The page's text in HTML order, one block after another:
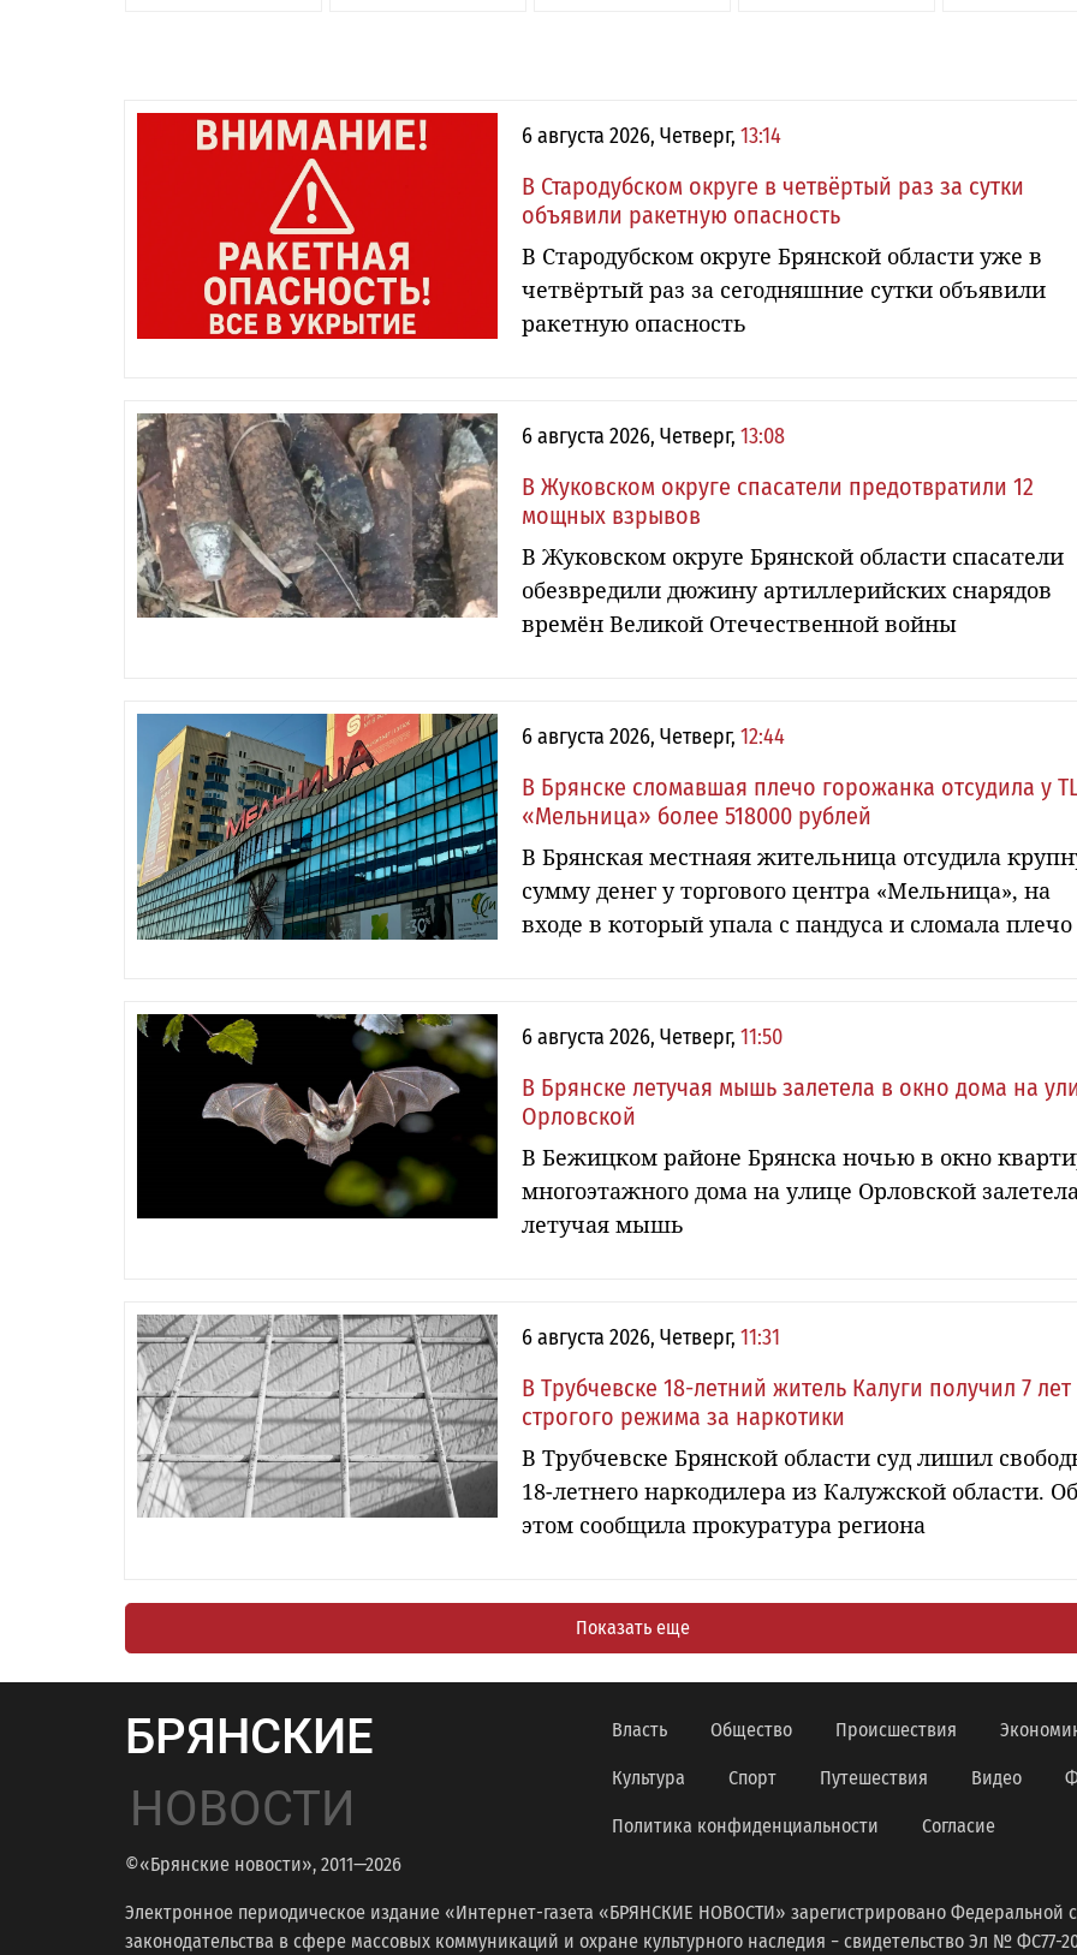
6 августа 2026, Четверг, 13:14
В Стародубском округе в четвёртый раз за сутки
объявили ракетную опасность
В Стародубском округе Брянской области уже в
четвёртый раз за сегодняшние сутки объявили
ракетную опасность
6 августа 2026, Четверг, 13:08
В Жуковском округе спасатели предотвратили 12
мощных взрывов
В Жуковском округе Брянской области спасатели
обезвредили дюжину артиллерийских снарядов
времён Великой Отечественной войны
6 августа 2026, Четверг, 12:44
В Брянске сломавшая плечо горожанка отсудила у
«Мельница» более 518000 рублей
В Брянская местнаяя жительница отсудила
сумму денег у торгового центра «Мельница», на
входе в который упала с пандуса и сломала плечо
6 августа 2026, Четверг, 11:50
В Брянске летучая мышь залетела в окно дома на
Орловской
В Бежицком районе Брянска ночью в окно
многоэтажного дома на улице Орловской
летучая мышь
6 августа 2026, Четверг, 11:31
В Трубчевске 18-летний житель Калуги получил 7 лет
строгого режима за наркотики
В Трубчевске Брянской области суд лишил
18-летнего наркодилера из Калужской области. Об
этом сообщила прокуратура региона
Показать еще
БРЯНСКИЕ
НОВОСТИ
©«Брянские новости», 2011—2026
Власть Общество Происшествия
Культура Спорт Путешествия Видео
Политика конфиденциальности Согласие
Электронное периодическое издание «Интернет-газета «БРЯНСКИЕ НОВОСТИ» зарегистрировано Федеральной
законодательства в сфере массовых коммуникаций и охране культурного наследия − свидетельство Эл № ФС77-